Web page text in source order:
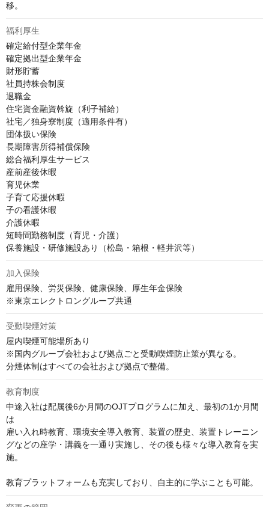
移。
福利厚生
確定給付型企業年金
確定拠出型企業年金
財形貯蓄
社員持株会制度
退職金
住宅資金融資斡旋（利子補給）
社宅／独身寮制度（適用条件有）
団体扱い保険
長期障害所得補償保険
総合福利厚生サービス
産前産後休暇
育児休業
子育て応援休暇
子の看護休暇
介護休暇
短時間勤務制度（育児・介護）
保養施設・研修施設あり（松島・箱根・軽井沢等）
加入保険
雇用保険、労災保険、健康保険、厚生年金保険
※東京エレクトロングループ共通
受動喫煙対策
屋内喫煙可能場所あり
※国内グループ会社および拠点ごと受動喫煙防止策が異なる。
分煙体制はすべての会社および拠点で整備。
教育制度
中途入社は配属後6か月間のOJTプログラムに加え、最初の1か月間
は
雇い入れ時教育、環境安全導入教育、装置の歴史、装置トレーニン
グなどの座学・講義を一通り実施し、その後も様々な導入教育を実
施。
教育プラットフォームも充実しており、自主的に学ぶことも可能。